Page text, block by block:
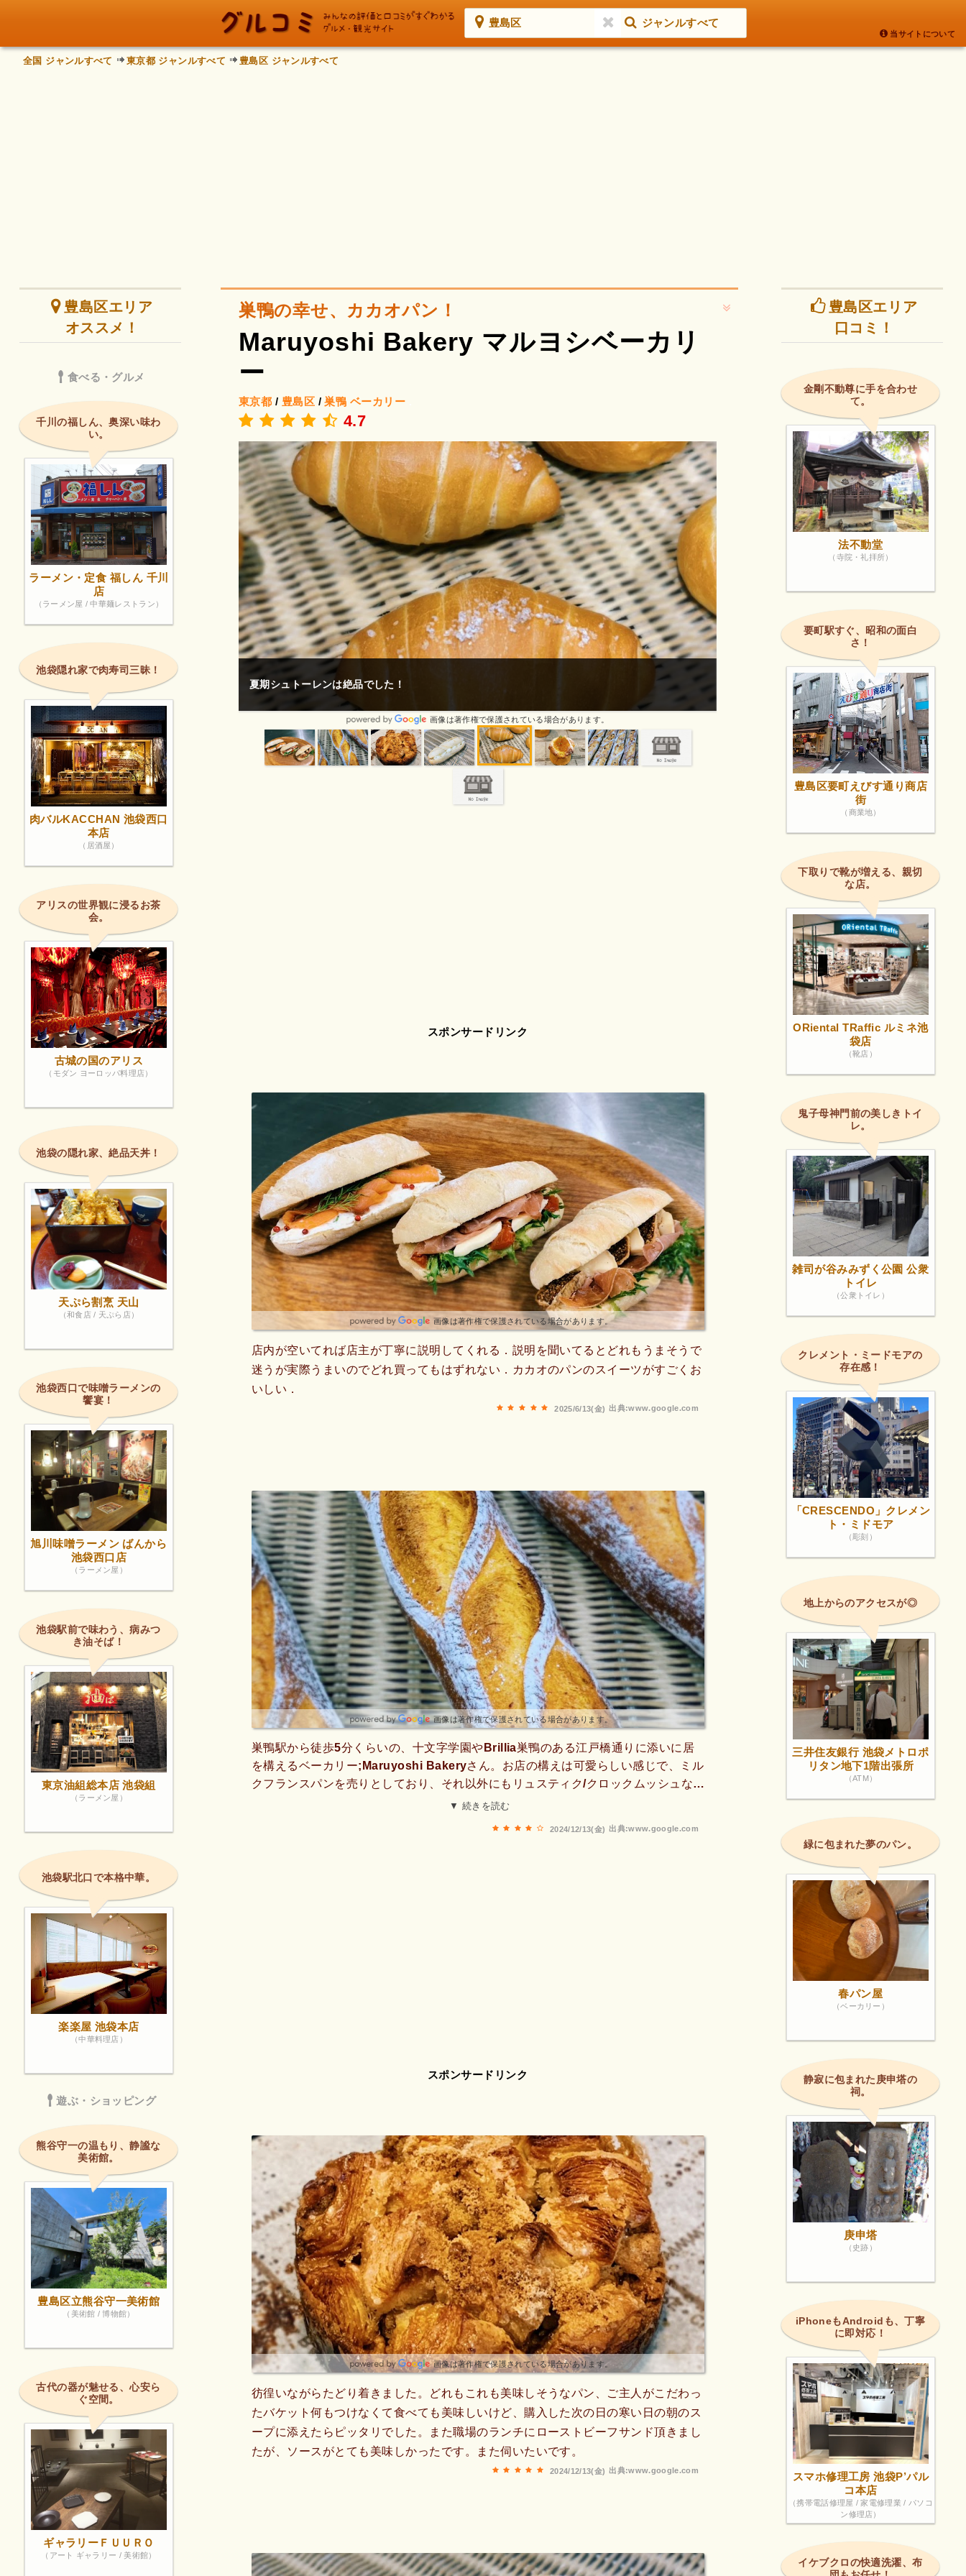
豊島区 ジャンルすべて
当サイトについて
全国 ジャンルすべて 東京都 ジャンルすべて 豊島区 ジャンルすべて
巣鴨の幸せ、カカオパン！
Maruyoshi Bakery マルヨシベーカリ
ー
東京都 / 豊島区 /巣鴨 ベーカリー
4.7
～ミルクフランスフランスパンだけど すっご
保護されている場合があります。
夏期シュトーレンは絶品でした！
画像は著作権で保護されている場合があります。
美味しいです。
画像は著作権
スポンサードリンク
画像は著作権で保護されている場合があります。
店内が空いてれば店主が丁寧に説明してくれる．説明を聞いてるとどれもうまそうで
迷うが実際うまいのでどれ買ってもはずれない．カカオのパンのスイーツがすごくお
いしい．
出典:www.google.com
2025/6/13(金)
画像は著作権で保護されている場合があります。
巣鴨駅から徒歩5分くらいの、十文字学園やBrillia巣鴨のある江戸橋通りに添いに居
を構えるベーカリー;Maruyoshi Bakeryさん。お店の構えは可愛らしい感じで、ミル
クフランスパンを売りとしており、それ以外にもリュスティク/クロックムッシュなど
の調理パン、スコーン/クロワッサン等の菓子系、さらにフランスパンを使ったサンド
クアウトのみですが、今回はミルクフランスパン(プレーン/ゴマ/トマト)とスコーン/
▼ 続きを読む
出典:www.google.com
2024/12/13(金)
スポンサードリンク
画像は著作権で保護されている場合があります。
彷徨いながらたどり着きました。どれもこれも美味しそうなパン、ご主人がこだわっ
たバケット何もつけなくて食べても美味しいけど、購入した次の日の寒い日の朝のス
ープに添えたらピッタリでした。また職場のランチにローストビーフサンド頂きまし
たが、ソースがとても美味しかったです。また伺いたいです。
出典:www.google.com
2024/12/13(金)
豊島区エリア
オススメ！
食べる・グルメ
千川の福しん、奥深い味わ
い。
ラーメン・定食 福しん 千川
店
（ラーメン屋 / 中華麺レストラン）
池袋隠れ家で肉寿司三昧！
肉バルKACCHAN 池袋西口
本店
（居酒屋）
アリスの世界観に浸るお茶
会。
古城の国のアリス
（モダン ヨーロッパ料理店）
池袋の隠れ家、絶品天丼！
天ぷら割烹 天山
（和食店 / 天ぷら店）
池袋西口で味噌ラーメンの
饗宴！
旭川味噌ラーメン ばんから
池袋西口店
（ラーメン屋）
池袋駅前で味わう、病みつ
き油そば！
東京油組総本店 池袋組
（ラーメン屋）
池袋駅北口で本格中華。
楽楽屋 池袋本店
（中華料理店）
遊ぶ・ショッピング
熊谷守一の温もり、静謐な
美術館。
豊島区立熊谷守一美術館
（美術館 / 博物館）
古代の器が魅せる、心安ら
ぐ空間。
ギャラリーＦＵＵＲＯ
（アート ギャラリー / 美術館）
豊島区エリア
口コミ！
金剛不動尊に手を合わせ
て。
法不動堂
（寺院・礼拝所）
要町駅すぐ、昭和の面白
さ！
豊島区要町えびす通り商店
街
（商業地）
下取りで靴が増える、親切
な店。
ORiental TRaffic ルミネ池
袋店
（靴店）
鬼子母神門前の美しきトイ
レ。
雑司が谷みみずく公園 公衆
トイレ
（公衆トイレ）
クレメント・ミードモアの
存在感！
「CRESCENDO」クレメン
ト・ミドモア
（彫刻）
地上からのアクセスが◎
三井住友銀行 池袋メトロポ
リタン地下1階出張所
（ATM）
緑に包まれた夢のパン。
春パン屋
（ベーカリー）
静寂に包まれた庚申塔の
祠。
庚申塔
（史跡）
iPhoneもAndroidも、丁寧
に即対応！
スマホ修理工房 池袋P’パル
コ本店
（携帯電話修理屋 / 家電修理業 / パソコ
ン修理店）
イケブクロの快適洗濯、布